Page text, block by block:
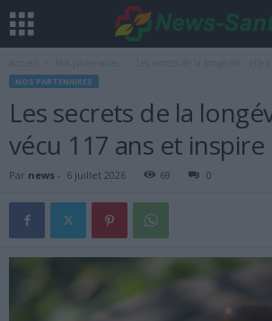
NOS PARTENAIRES
Les secrets de la
vécu 117 ans et
Par news - 6 juillet 2026 69 0